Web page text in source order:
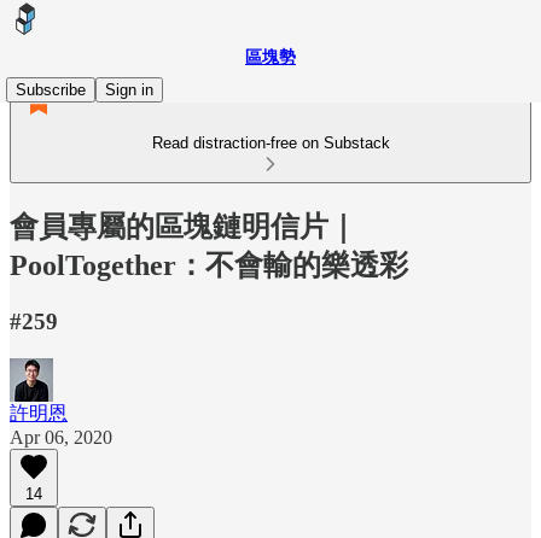
區塊勢
Subscribe
Sign in
Read distraction-free on Substack
會員專屬的區塊鏈明信片｜
PoolTogether：不會輸的樂透彩
#259
許明恩
Apr 06, 2020
14